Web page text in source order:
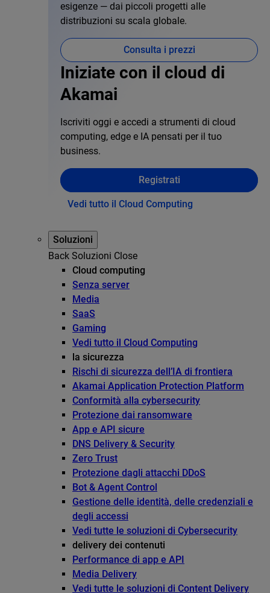
esigenze — dai piccoli progetti alle
distribuzioni su scala globale.
Consulta i prezzi
Iniziate con il cloud di
Akamai
Iscriviti oggi e accedi a strumenti di cloud
computing, edge e IA pensati per il tuo
business.
Registrati
Vedi tutto il Cloud Computing
Soluzioni
Back Soluzioni Close
Cloud computing
Senza server
Media
SaaS
Gaming
Vedi tutto il Cloud Computing
la sicurezza
Rischi di sicurezza dell’IA di frontiera
Akamai Application Protection Platform
Conformità alla cybersecurity
Protezione dai ransomware
App e API sicure
DNS Delivery & Security
Zero Trust
Protezione dagli attacchi DDoS
Bot & Agent Control
Gestione delle identità, delle credenziali e
degli accessi
Vedi tutte le soluzioni di Cybersecurity
delivery dei contenuti
Performance di app e API
Media Delivery
Vedi tutte le soluzioni di Content Delivery